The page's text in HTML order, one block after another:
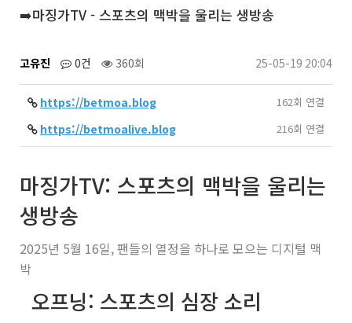
➡️마징가TV - 스포츠의 맥박을 울리는 생방송
고유진 0건 360회 25-05-19 20:04
https://betmoa.blog 162회 연결
https://betmoalive.blog 216회 연결
마징가TV: 스포츠의 맥박을 울리는
생방송
2025년 5월 16일, 팬들의 열정을 하나로 모으는 디지털 맥
박
오프닝: 스포츠의 심장 소리